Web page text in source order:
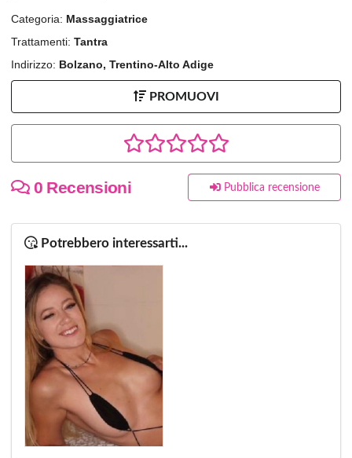
Categoria: Massaggiatrice
Trattamenti: Tantra
Indirizzo: Bolzano, Trentino-Alto Adige
PROMUOVI
0 Recensioni Pubblica recensione
Potrebbero interessarti...